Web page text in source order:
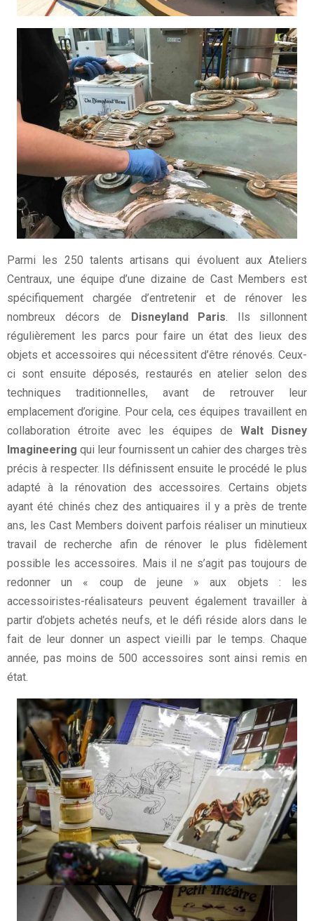
Parmi les 250 talents artisans qui évoluent aux Ateliers
Centraux, une équipe d’une dizaine de Cast Members est
spécifiquement chargée d’entretenir et de rénover les
nombreux décors de Disneyland Paris . Ils sillonnent
régulièrement les parcs pour faire un état des lieux des
objets et accessoires qui nécessitent d’être rénovés. Ceux-
ci sont ensuite déposés, restaurés en atelier selon des
techniques traditionnelles, avant de retrouver leur
emplacement d’origine. Pour cela, ces équipes travaillent en
collaboration étroite avec les équipes de Walt Disney
Imagineering qui leur fournissent un cahier des charges très
précis à respecter. Ils définissent ensuite le procédé le plus
adapté à la rénovation des accessoires. Certains objets
ayant été chinés chez des antiquaires il y a près de trente
ans, les Cast Members doivent parfois réaliser un minutieux
travail de recherche afin de rénover le plus fidèlement
possible les accessoires. Mais il ne s’agit pas toujours de
redonner un « coup de jeune » aux objets : les
accessoiristes-réalisateurs peuvent également travailler à
partir d’objets achetés neufs, et le défi réside alors dans le
fait de leur donner un aspect vieilli par le temps. Chaque
année, pas moins de 500 accessoires sont ainsi remis en
état.